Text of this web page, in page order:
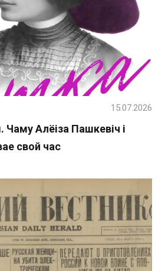
Алёіза Пашкевіч і
свой час
15.07.2026